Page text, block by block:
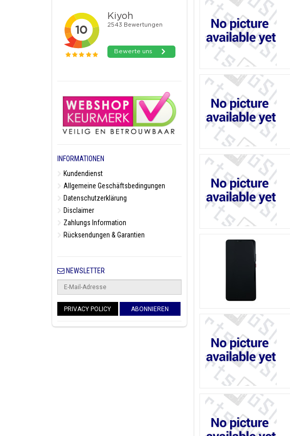
INFORMATIONEN
Kundendienst
Allgemeine Geschäftsbedingungen
Datenschutzerklärung
Disclaimer
Zahlungs Information
Rücksendungen & Garantien
NEWSLETTER
PRIVACY POLICY ABONNIEREN